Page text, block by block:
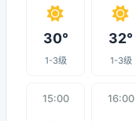
30°
1-3级
32°
1-3级
15:00 16:00